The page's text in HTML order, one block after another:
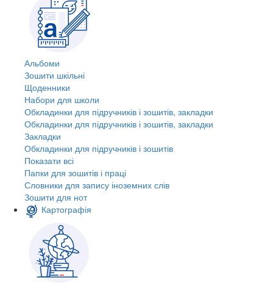
Альбоми
Зошити шкільні
Щоденники
Набори для школи
Обкладинки для підручників і зошитів, закладки
Обкладинки для підручників і зошитів, закладки
Закладки
Обкладинки для підручників і зошитів
Показати всі
Папки для зошитів і праці
Словники для запису іноземних слів
Зошити для нот
Картографія